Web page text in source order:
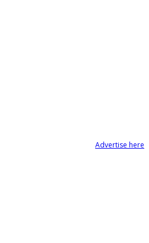
Advertise here